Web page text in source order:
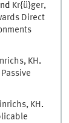
Kr{ü}ger,
Direct
, KH.
, KH .